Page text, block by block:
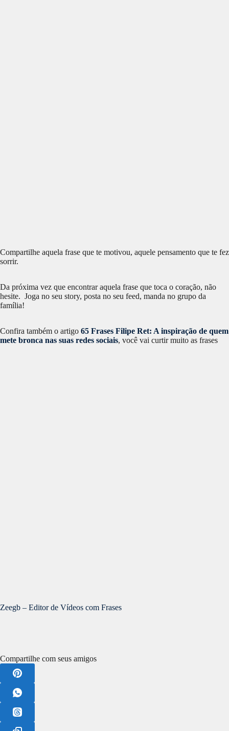
Compartilhe aquela frase que te motivou, aquele pensamento que te fez
sorrir.
Da próxima vez que encontrar aquela frase que toca o coração, não
hesite. Joga no seu story, posta no seu feed, manda no grupo da
família!
Confira também o artigo 65 Frases Filipe Ret: A inspiração de quem
mete bronca nas suas redes sociais, você vai curtir muito as frases
Zeegb – Editor de Vídeos com Frases
Compartilhe com seus amigos